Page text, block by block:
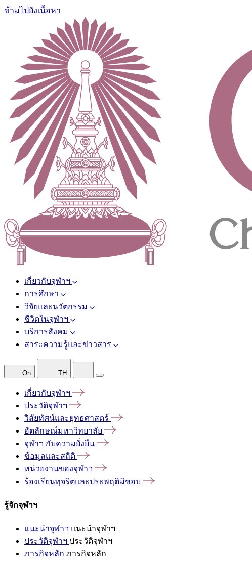
ข้ามไปยังเนื้อหา
เกี่ยวกับจุฬาฯ
การศึกษา
วิจัยและนวัตกรรม
ชีวิตในจุฬาฯ
บริการสังคม
สาระความรู้และข่าวสาร
On TH
เกี่ยวกับจุฬาฯ
ประวัติจุฬาฯ
วิสัยทัศน์และยุทธศาสตร์
อัตลักษณ์มหาวิทยาลัย
จุฬาฯ กับความยั่งยืน
ข้อมูลและสถิติ
หน่วยงานของจุฬาฯ
ร้องเรียนทุจริตและประพฤติมิชอบ
รู้จักจุฬาฯ
แนะนำจุฬาฯ แนะนำจุฬาฯ
ประวัติจุฬาฯ ประวัติจุฬาฯ
ภารกิจหลัก ภารกิจหลัก